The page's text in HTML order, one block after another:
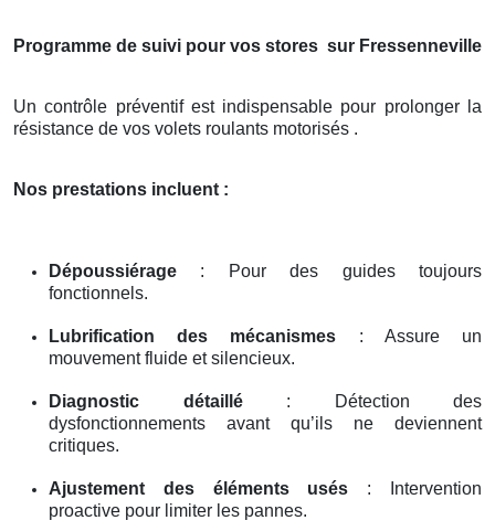
Programme de suivi pour vos stores sur Fressenneville
Un contrôle préventif est indispensable pour prolonger la
résistance de vos volets roulants motorisés .
Nos prestations incluent :
Dépoussiérage : Pour des guides toujours
fonctionnels.
Lubrification des mécanismes : Assure un
mouvement fluide et silencieux.
Diagnostic détaillé: Détection des
dysfonctionnements avant qu’ils ne deviennent
critiques.
Ajustement des éléments usés : Intervention
proactive pour limiter les pannes.